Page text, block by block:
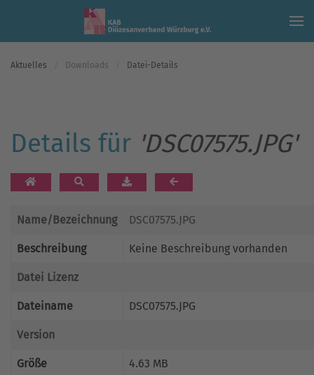
Skip to main content
Aktuelles Downloads Datei-Details
Details für 'DSC07575.JPG'
Name/Bezeichnung DSC07575.JPG
Beschreibung Keine Beschreibung vorhanden
Datei Lizenz
Dateiname DSC07575.JPG
Version
Größe 4.63 MB